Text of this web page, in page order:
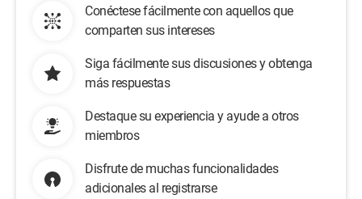
Conéctese fácilmente con aquellos que
comparten sus intereses
Siga fácilmente sus discusiones y obtenga
más respuestas
Destaque su experiencia y ayude a otros
miembros
Disfrute de muchas funcionalidades
adicionales al registrarse